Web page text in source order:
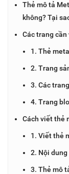
Thẻ mô tả
không? Tại
Các trang
1. Thẻ
2. Trang
3. Các
4. Trang
Cách viết thẻ
1. Viết thẻ
2. Nội
3. Thẻ mô